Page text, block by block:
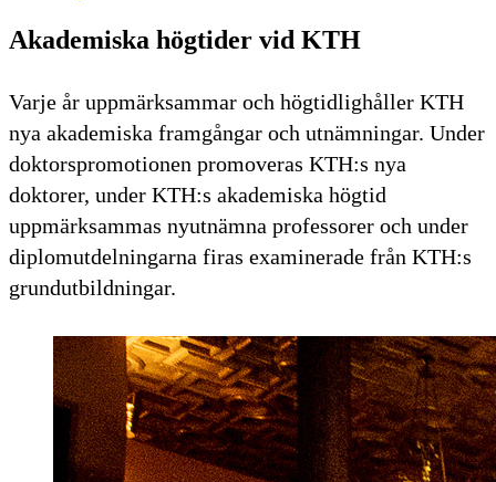
Akademiska högtider vid KTH
Varje år uppmärksammar och högtidlighåller KTH
nya akademiska framgångar och utnämningar. Under
doktorspromotionen promoveras KTH:s nya
doktorer, under KTH:s akademiska högtid
uppmärksammas nyutnämna professorer och under
diplomutdelningarna firas examinerade från KTH:s
grundutbildningar.